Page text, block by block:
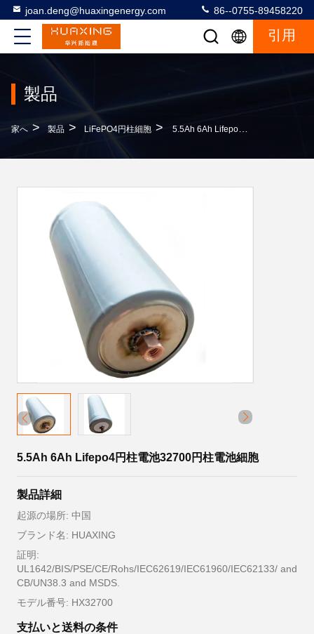
joan.deng@huaxingenergy.com 86--0755-89458220
引用
製品
家へ > 製品 > LiFePO4円柱細胞 > 5.5Ah 6Ah Lifepo4円柱電池32700円柱電池細胞
5.5Ah 6Ah Lifepo4円柱電池32700円柱電池細胞
製品詳細
起源の場所: 中国
ブランド名: HUAXING
証明:
UL1642/BIS/PSE/CE/Rohs/IEC62619/IEC61960/IEC62133/ and
CB/UN38.3 and MSDS.
モデル番号: HX32700
支払いと送料の条件